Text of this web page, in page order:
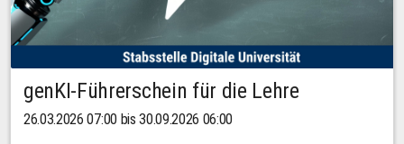
genKI-Führerschein für die Lehre
26.03.2026 07:00 bis 30.09.2026 06:00